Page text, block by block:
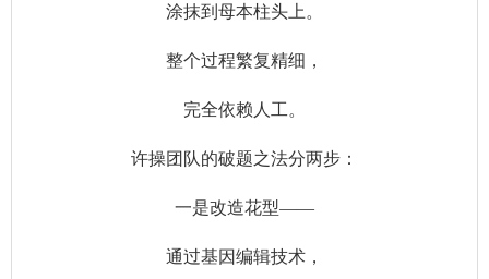
涂抹到母本柱头上。
整个过程繁复精细，
完全依赖人工。
许操团队的破题之法分两步：
一是改造花型——
通过基因编辑技术，